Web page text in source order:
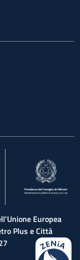
Europea
Plus e Città